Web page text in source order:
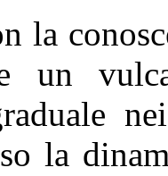
la
un
la